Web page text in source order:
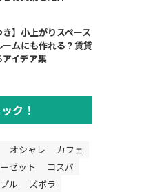
き】小上がりスペース
ームにも作れる？賃貸
イデア集
ク！
オシャレ
カフェ
ゼット
コスパ
ル
ズボラ